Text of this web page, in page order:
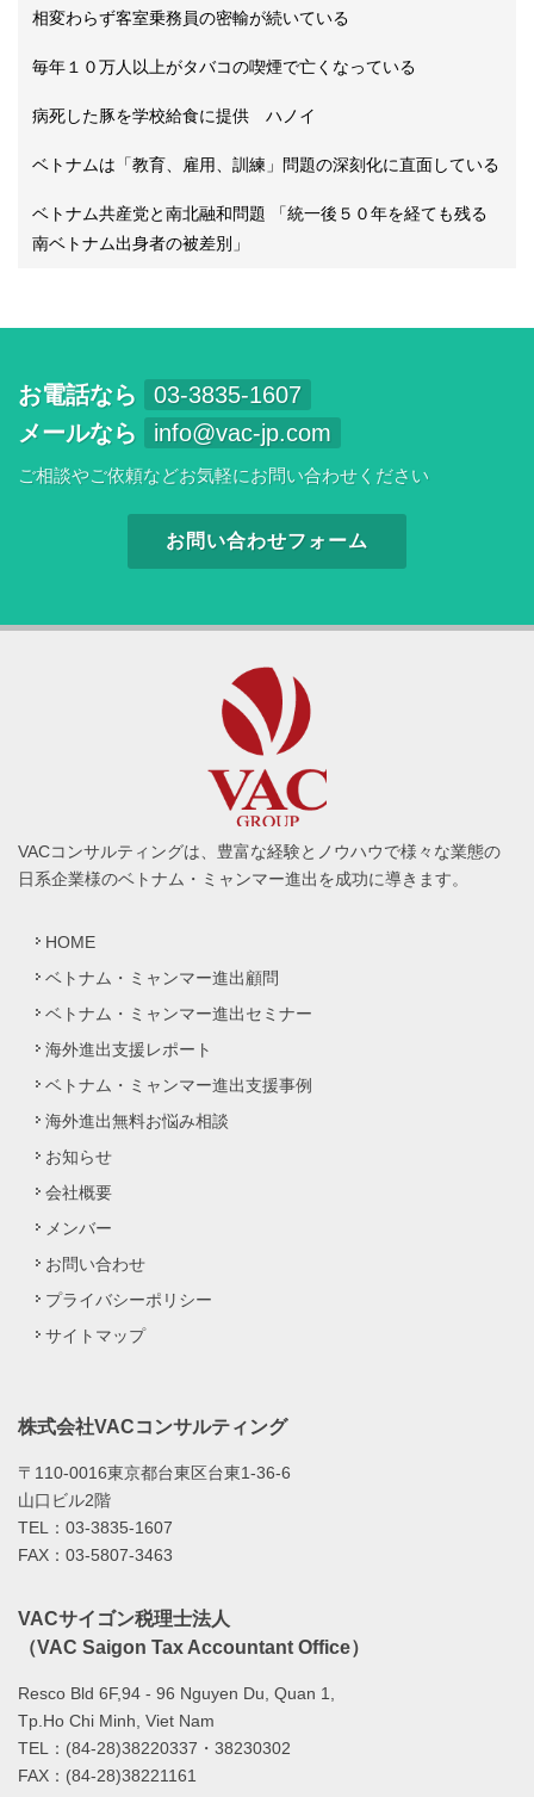
相変わらず客室乗務員の密輸が続いている
毎年１０万人以上がタバコの喫煙で亡くなっている
病死した豚を学校給食に提供 ハノイ
ベトナムは「教育、雇用、訓練」問題の深刻化に直面している
ベトナム共産党と南北融和問題 「統一後５０年を経ても残る
南ベトナム出身者の被差別」
お電話なら
03-3835-1607
メールなら
info@vac-jp.com
ご相談やご依頼などお気軽にお問い合わせください
お問い合わせフォーム
VACコンサルティングは、豊富な経験とノウハウで様々な業態の
日系企業様のベトナム・ミャンマー進出を成功に導きます。
HOME
ベトナム・ミャンマー進出顧問
ベトナム・ミャンマー進出セミナー
海外進出支援レポート
ベトナム・ミャンマー進出支援事例
海外進出無料お悩み相談
お知らせ
会社概要
メンバー
お問い合わせ
プライバシーポリシー
サイトマップ
株式会社VACコンサルティング
〒110-0016東京都台東区台東1-36-6
山口ビル2階
TEL：03-3835-1607
FAX：03-5807-3463
VACサイゴン税理士法人
（VAC Saigon Tax Accountant Office）
Resco Bld 6F,94 - 96 Nguyen Du, Quan 1,
Tp.Ho Chi Minh, Viet Nam
TEL：(84-28)38220337・38230302
FAX：(84-28)38221161